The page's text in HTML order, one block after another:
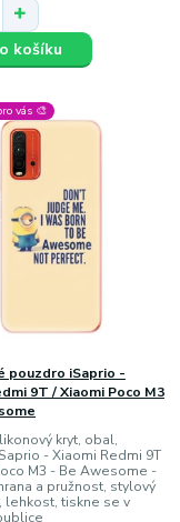
košíku
vás 🎨
pouzdro iSaprio -
9T / Xiaomi Poco M3
kryt, obal,
- Xiaomi Redmi 9T
M3 - Be Awesome -
a pružnost, stylový
lehkost, tiskne se v